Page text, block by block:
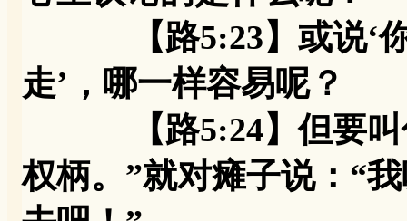
【路5:23】或说‘你
走’，哪一样容易呢？
【路5:24】但要叫你
权柄。”就对瘫子说：“